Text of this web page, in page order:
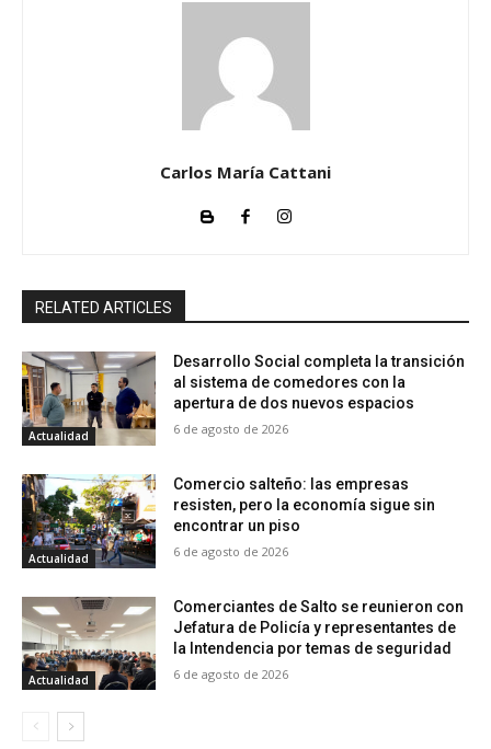
Carlos María Cattani
RELATED ARTICLES
Actualidad
Desarrollo Social completa la transición
al sistema de comedores con la
apertura de dos nuevos espacios
6 de agosto de 2026
Actualidad
Comercio salteño: las empresas
resisten, pero la economía sigue sin
encontrar un piso
6 de agosto de 2026
Actualidad
Comerciantes de Salto se reunieron con
Jefatura de Policía y representantes de
la Intendencia por temas de seguridad
6 de agosto de 2026